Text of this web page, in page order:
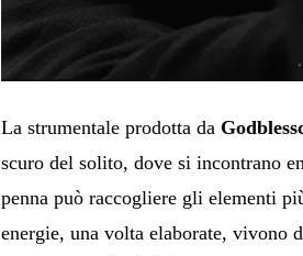
La strumentale prodotta da
scuro del solito, dove si incontrano
penna può raccogliere gli elementi
energie, una volta elaborate, vivono